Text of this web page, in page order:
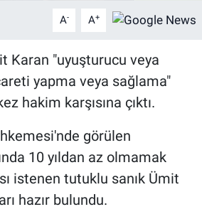
A- A+
Karan "uyuşturucu veya
yapma veya sağlama"
hakim karşısına çıktı.
görülen
10 yıldan az olmamak
istenen tutuklu sanık Ümit
hazır bulundu.